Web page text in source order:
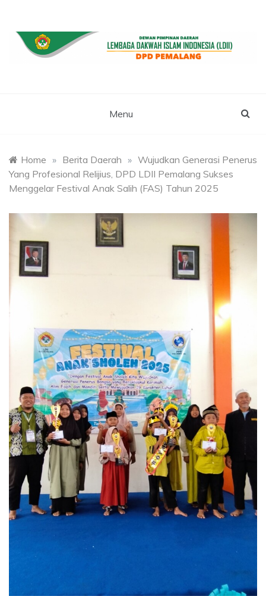
content
Menu
Home » Berita Daerah » Wujudkan Generasi Penerus
Yang Profesional Relijius, DPD LDII Pemalang Sukses
Menggelar Festival Anak Salih (FAS) Tahun 2025